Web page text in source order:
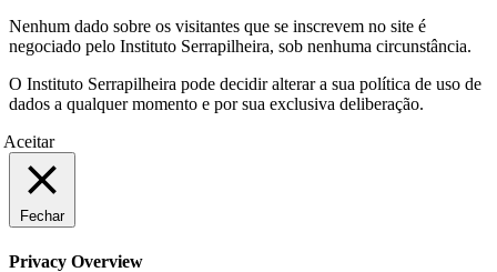
Nenhum dado sobre os visitantes que se inscrevem no site é
negociado pelo Instituto Serrapilheira, sob nenhuma circunstância.
O Instituto Serrapilheira pode decidir alterar a sua política de uso de
dados a qualquer momento e por sua exclusiva deliberação.
Aceitar
Fechar
Privacy Overview